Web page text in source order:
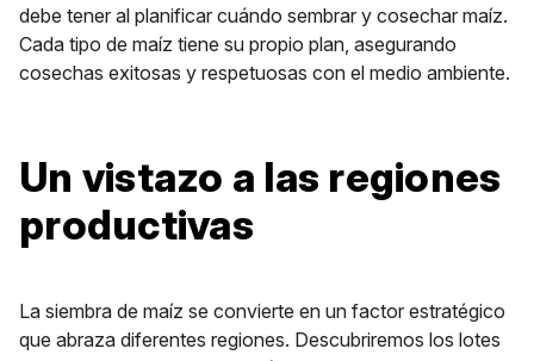
debe tener al planificar cuándo sembrar y cosechar maíz.
Cada tipo de maíz tiene su propio plan, asegurando
cosechas exitosas y respetuosas con el medio ambiente.
Un vistazo a las regiones
productivas
La siembra de maíz se convierte en un factor estratégico
que abraza diferentes regiones. Descubriremos los lotes